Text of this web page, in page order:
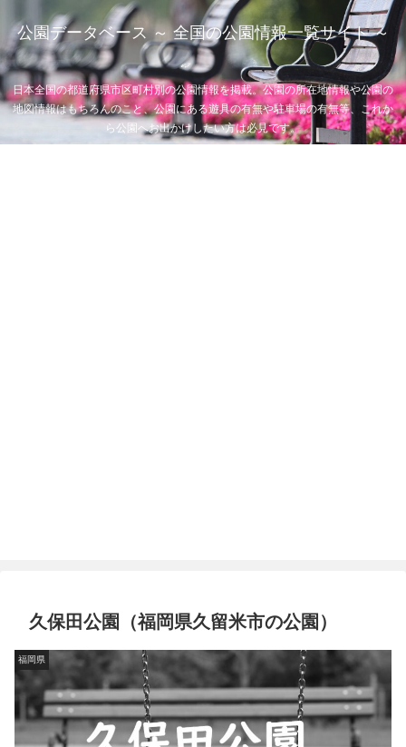
公園データベース ～ 全国の公園情報一覧サイト ～
日本全国の都道府県市区町村別の公園情報を掲載。公園の所在地情報や公園の
地図情報はもちろんのこと、公園にある遊具の有無や駐車場の有無等、これか
ら公園へお出かけしたい方は必見です。
久保田公園（福岡県久留米市の公園）
福岡県